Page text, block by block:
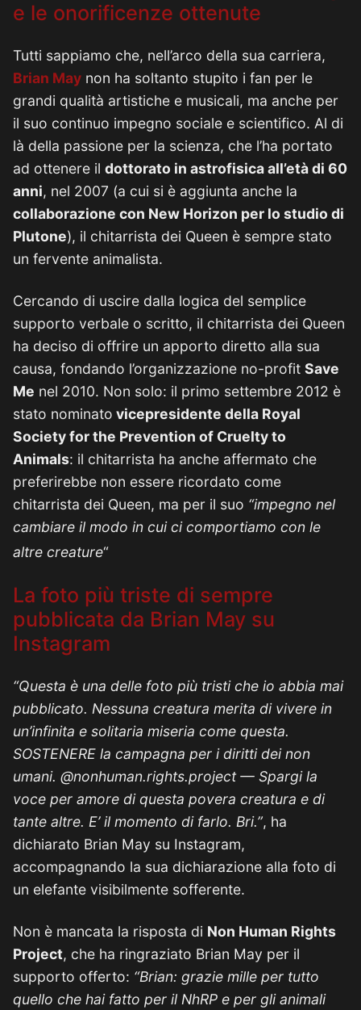
e le onorificenze ottenute
Tutti sappiamo che, nell’arco della sua carriera,
Brian May non ha soltanto stupito i fan per le
grandi qualità artistiche e musicali, ma anche per
il suo continuo impegno sociale e scientifico. Al di
là della passione per la scienza, che l’ha portato
ad ottenere il dottorato in astrofisica all’età di 60
anni, nel 2007 (a cui si è aggiunta anche la
collaborazione con New Horizon per lo studio di
Plutone), il chitarrista dei Queen è sempre stato
un fervente animalista.
Cercando di uscire dalla logica del semplice
supporto verbale o scritto, il chitarrista dei Queen
ha deciso di offrire un apporto diretto alla sua
causa, fondando l’organizzazione no-profit Save
Me nel 2010. Non solo: il primo settembre 2012 è
stato nominato vicepresidente della Royal
Society for the Prevention of Cruelty to
Animals: il chitarrista ha anche affermato che
preferirebbe non essere ricordato come
chitarrista dei Queen, ma per il suo “impegno nel
cambiare il modo in cui ci comportiamo con le
altre creature“
La foto più triste di sempre
pubblicata da Brian May su
Instagram
“Questa è una delle foto più tristi che io abbia mai
pubblicato. Nessuna creatura merita di vivere in
un’infinita e solitaria miseria come questa.
SOSTENERE la campagna per i diritti dei non
umani. @nonhuman.rights.project — Spargi la
voce per amore di questa povera creatura e di
tante altre. E’ il momento di farlo. Bri.”, ha
dichiarato Brian May su Instagram,
accompagnando la sua dichiarazione alla foto di
un elefante visibilmente sofferente.
Non è mancata la risposta di Non Human Rights
Project, che ha ringraziato Brian May per il
supporto offerto: “Brian: grazie mille per tutto
quello che hai fatto per il NhRP e per gli animali